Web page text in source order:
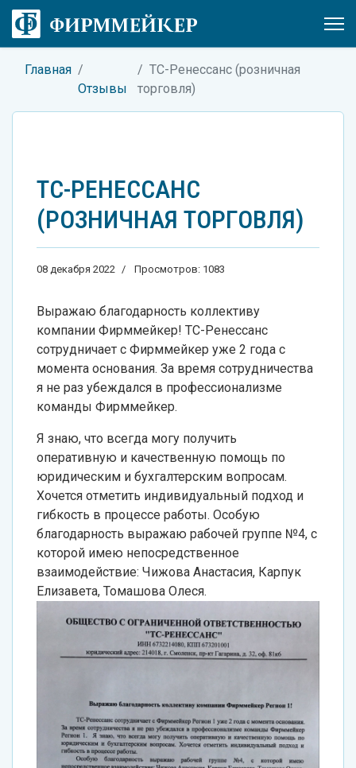
Главная
Отзывы
ТС-Ренессанс (розничная
торговля)
ТС-РЕНЕССАНС
(РОЗНИЧНАЯ ТОРГОВЛЯ)
08 декабря 2022 Просмотров: 1083
Выражаю благодарность коллективу
компании Фирммейкер! ТС-Ренессанс
сотрудничает с Фирммейкер уже 2 года с
момента основания. За время сотрудничества
я не раз убеждался в профессионализме
команды Фирммейкер.
Я знаю, что всегда могу получить
оперативную и качественную помощь по
юридическим и бухгалтерским вопросам.
Хочется отметить индивидуальный подход и
гибкость в процессе работы. Особую
благодарность выражаю рабочей группе №4, с
которой имею непосредственное
взаимодействие: Чижова Анастасия, Карпук
Елизавета, Томашова Олеся.